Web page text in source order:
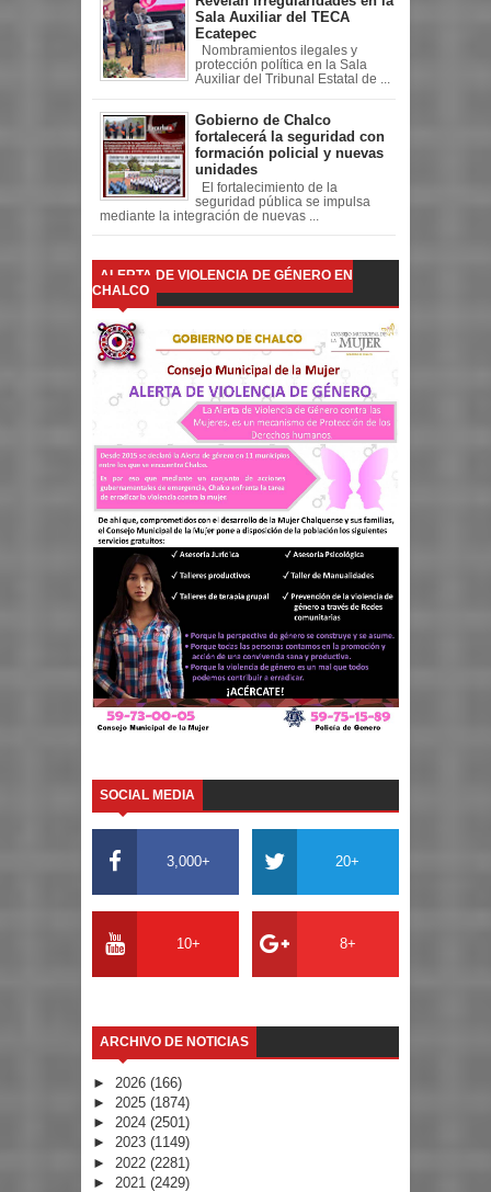
Sala Auxiliar del TECA
Ecatepec
Nombramientos ilegales y
protección política en la Sala
Auxiliar del Tribunal Estatal de ...
Gobierno de Chalco
fortalecerá la seguridad con
formación policial y nuevas
unidades
El fortalecimiento de la
seguridad pública se impulsa
mediante la integración de nuevas ...
ALERTA DE VIOLENCIA DE GÉNERO EN
CHALCO
SOCIAL MEDIA
3,000+ 20+
10+ 8+
ARCHIVO DE NOTICIAS
► 2026 (166)
► 2025 (1874)
► 2024 (2501)
► 2023 (1149)
► 2022 (2281)
► 2021 (2429)